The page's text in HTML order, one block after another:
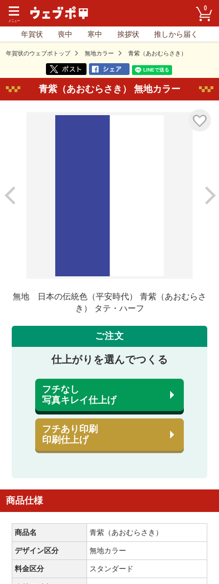
0
年賀状 喪中 寒中 挨拶状 推しから届く
年賀状のウェブポトップ 無地カラー 青紫（あおむらさき）
青紫（あおむらさき） 無地カラー
無地 日本の伝統色（平安時代） 青紫（あおむらさ
き） タテ・ハーフ
ご注文
仕上がりを選んでつくる
フチなし
写真キレイ仕上げ
フチあり印刷
印刷仕上げ
商品仕様
商品名 青紫（あおむらさき）
デザイン区分 無地カラー
料金区分 スタンダード